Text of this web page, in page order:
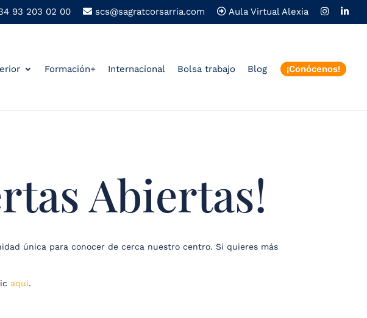
93 203 02 00 scs@sagratcorsarria.com Aula Virtual Alexia
Formación+ Internacional Bolsa trabajo Blog ¡Conócenos!
Abiertas!
única para conocer de cerca nuestro centro. Si quieres más
aquí.